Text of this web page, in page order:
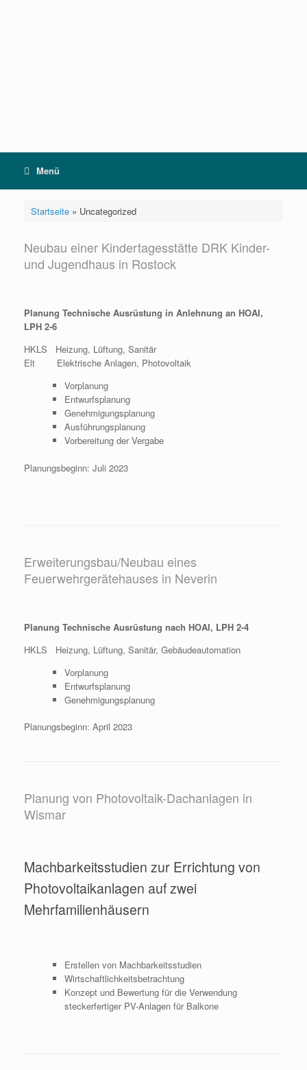
Menü
Startseite» Uncategorized
Neubau einer Kindertagesstätte DRK Kinder-
und Jugendhaus in Rostock
Planung Technische Ausrüstung in Anlehnung an HOAI,
LPH 2-6
HKLS Heizung, Lüftung, Sanitär
Elt Elektrische Anlagen, Photovoltaik
Vorplanung
Entwurfsplanung
Genehmigungsplanung
Ausführungsplanung
Vorbereitung der Vergabe
Planungsbeginn: Juli 2023
Erweiterungsbau/Neubau eines
Feuerwehrgerätehauses in Neverin
Planung Technische Ausrüstung nach HOAI, LPH 2-4
HKLS Heizung, Lüftung, Sanitär, Gebäudeautomation
Vorplanung
Entwurfsplanung
Genehmigungsplanung
Planungsbeginn: April 2023
Planung von Photovoltaik-Dachanlagen in
Wismar
Machbarkeitsstudien zur Errichtung von
Photovoltaikanlagen auf zwei
Mehrfamilienhäusern
Erstellen von Machbarkeitsstudien
Wirtschaftlichkeitsbetrachtung
Konzept und Bewertung für die Verwendung
steckerfertiger PV-Anlagen für Balkone